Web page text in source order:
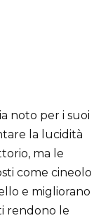
noto per i suoi
la lucidità
ma le
come cineolo
e migliorano
rendono le